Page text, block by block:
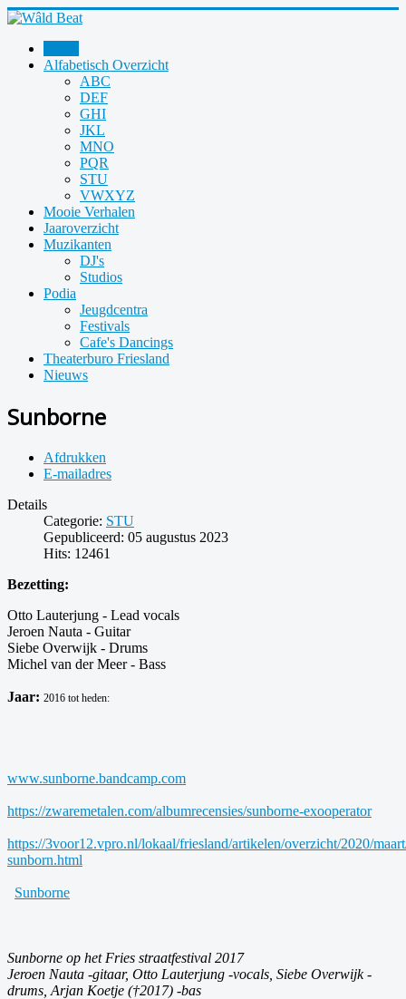
Alfabetisch Overzicht
ABC
DEF
GHI
JKL
MNO
PQR
STU
VWXYZ
Mooie Verhalen
Jaaroverzicht
Muzikanten
DJ's
Studios
Podia
Jeugdcentra
Festivals
Cafe's Dancings
Theaterburo Friesland
Nieuws
Sunborne
Afdrukken
E-mailadres
Details
Categorie: STU
Gepubliceerd: 05 augustus 2023
Hits: 12461
Bezetting:
Otto Lauterjung - Lead vocals
Jeroen Nauta - Guitar
Siebe Overwijk - Drums
Michel van der Meer - Bass
Jaar: 2016 tot heden:
www.sunborne.bandcamp.com
https://zwaremetalen.com/albumrecensies/sunborne-exooperator
https://3voor12.vpro.nl/lokaal/friesland/artikelen/overzicht/2020/
sunborn.html
Sunborne
Sunborne op het Fries straatfestival 2017
Jeroen Nauta -gitaar, Otto Lauterjung -vocals, Siebe Overwijk -
drums, Arjan Koetje (†2017) -bas